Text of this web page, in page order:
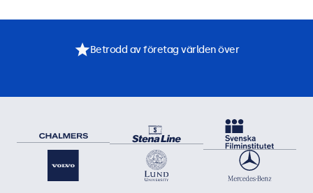
Betrodd av företag världen över